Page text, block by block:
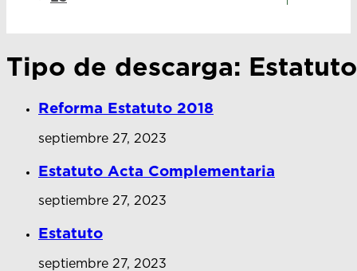
Tipo de descarga: Estatuto
Reforma Estatuto 2018
septiembre 27, 2023
Estatuto Acta Complementaria
septiembre 27, 2023
Estatuto
septiembre 27, 2023